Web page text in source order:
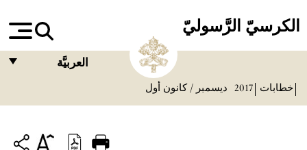
الكرسيّ الرَّسوليّ
العربيَّة
ITALIANO
خطابات 2017 ديسمبر / كانون أول